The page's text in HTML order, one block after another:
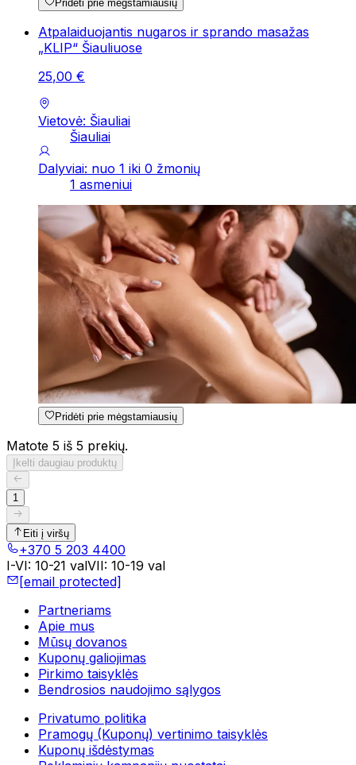
Pridėti prie mėgstamiausių
Atpalaiduojantis nugaros ir sprando masažas
„KLIP“ Šiauliuose
25,00 €
Vietovė: Šiauliai
Šiauliai
Dalyviai: nuo 1 iki 0 žmonių
1 asmeniui
Pridėti prie mėgstamiausių
Matote 5 iš 5 prekių.
Įkelti daugiau produktų
1
Eiti į viršų
+370 5 203 4400
I-VI: 10-21 valVII: 10-19 val
[email protected]
Partneriams
Apie mus
Mūsų dovanos
Kuponų galiojimas
Pirkimo taisyklės
Bendrosios naudojimo sąlygos
Privatumo politika
Pramogų (Kuponų) vertinimo taisyklės
Kuponų išdėstymas